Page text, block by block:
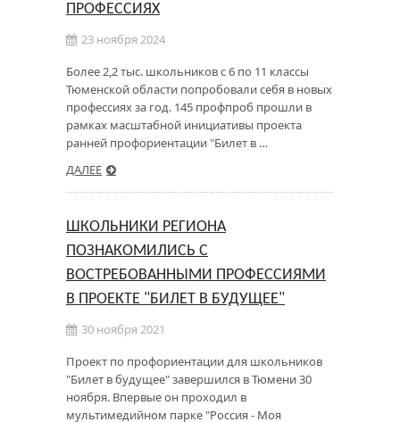
ПРОФЕССИЯХ
23 ноября 2024
Более 2,2 тыс. школьников с 6 по 11 классы
Тюменской области попробовали себя в новых
профессиях за год. 145 профпроб прошли в
рамках масштабной инициативы проекта
ранней профориентации "Билет в …
ДАЛЕЕ
ШКОЛЬНИКИ РЕГИОНА
ПОЗНАКОМИЛИСЬ С
ВОСТРЕБОВАННЫМИ ПРОФЕССИЯМИ
В ПРОЕКТЕ "БИЛЕТ В БУДУЩЕЕ"
30 ноября 2021
Проект по профориентации для школьников
"Билет в будущее" завершился в Тюмени 30
ноября. Впервые он проходил в
мультимедийном парке "Россия - Моя